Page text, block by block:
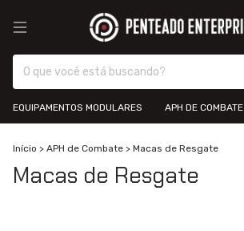
EQUIPAMENTOS MODULARES APH DE COMBATE
Início > APH de Combate > Macas de Resgate
Macas de Resgate